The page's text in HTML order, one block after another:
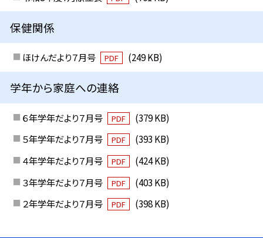
保健関係
ほけんだより７月号 PDF (249 KB)
学年から家庭への連絡
６年学年だより７月号 PDF
(379 KB)
５年学年だより７月号
PDF
(393 KB)
４年学年だより７月号
PDF
(424 KB)
３年学年だより７月号
PDF
(403 KB)
２年学年だより７月号
PDF (398 KB)